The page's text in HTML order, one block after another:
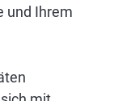
und Ihrem